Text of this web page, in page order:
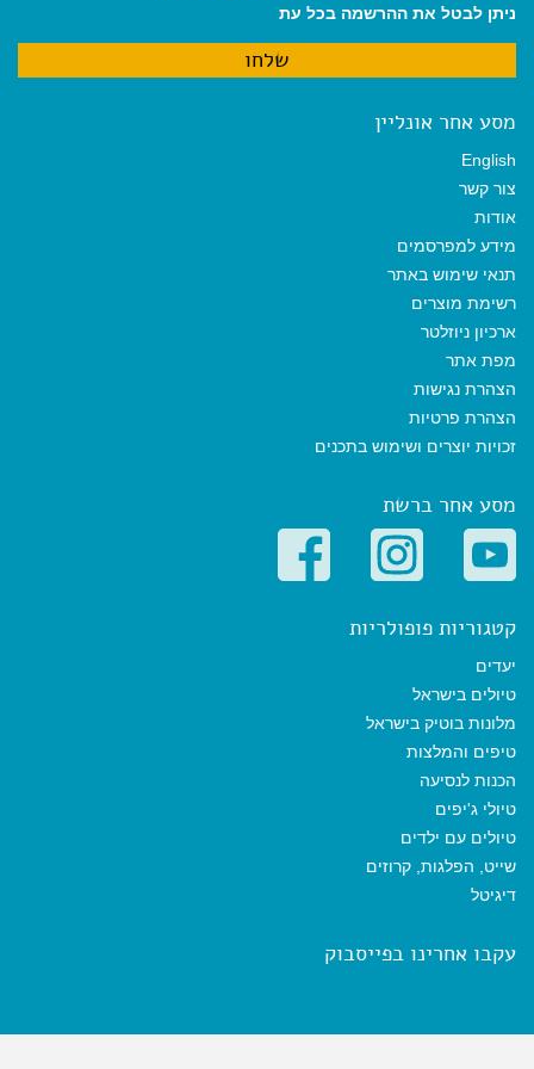
ניתן לבטל את ההרשמה בכל עת
מסע אחר אונליין
English
צור קשר
אודות
מידע למפרסמים
תנאי שימוש באתר
רשימת מוצרים
ארכיון ניוזלטר
מפת אתר
הצהרת נגישות
הצהרת פרטיות
זכויות יוצרים ושימוש בתכנים
מסע אחר ברשת
קטגוריות פופולריות
יעדים
טיולים בישראל
מלונות בוטיק בישראל
טיפים והמלצות
הכנות לנסיעה
טיולי ג'יפים
טיולים עם ילדים
שייט, הפלגות, קרוזים
דיגיטל
עקבו אחרינו בפייסבוק